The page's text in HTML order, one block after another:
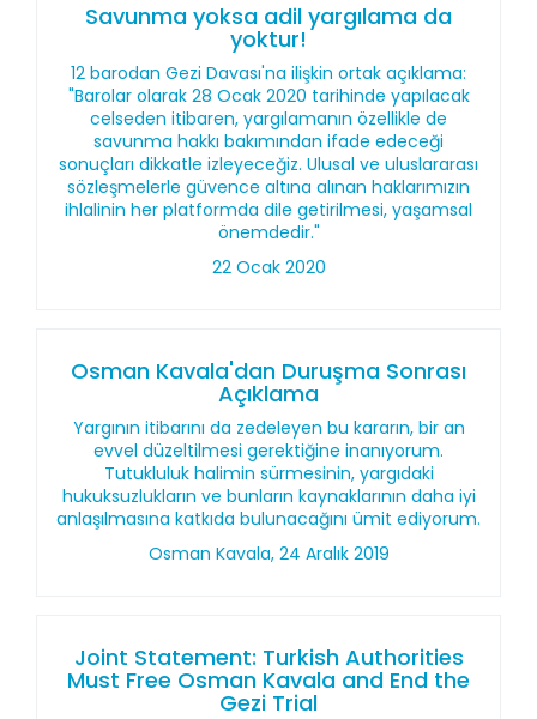
Savunma yoksa adil yargılama da
yoktur!
12 barodan Gezi Davası'na ilişkin ortak açıklama:
"Barolar olarak 28 Ocak 2020 tarihinde yapılacak
celseden itibaren, yargılamanın özellikle de
savunma hakkı bakımından ifade edeceği
sonuçları dikkatle izleyeceğiz. Ulusal ve uluslararası
sözleşmelerle güvence altına alınan haklarımızın
ihlalinin her platformda dile getirilmesi, yaşamsal
önemdedir."
22 Ocak 2020
Osman Kavala'dan Duruşma Sonrası
Açıklama
Yargının itibarını da zedeleyen bu kararın, bir an
evvel düzeltilmesi gerektiğine inanıyorum.
Tutukluluk halimin sürmesinin, yargıdaki
hukuksuzlukların ve bunların kaynaklarının daha iyi
anlaşılmasına katkıda bulunacağını ümit ediyorum.
Osman Kavala, 24 Aralık 2019
Joint Statement: Turkish Authorities
Must Free Osman Kavala and End the
Gezi Trial